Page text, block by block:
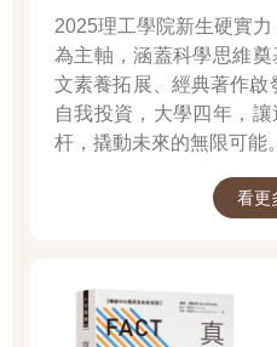
為打破尷尬，永賢接著問：
「你玩了什麼？」
「法國大革命、辛巴達冒險、亞
盜船。」
「哇，你玩了好多種。」
「你呢？」
「好奇怪喔……我幾乎沒排到隊
「我爸說買那種票的人都是在浪
永哲聽到永賢說出自己先前說的
2025理工學院新生硬實
為主軸，涵蓋科學思維
文素養拓展、經典著作啟
自我投資，大學四年，
杆，撬動未來的無限可能。
看更